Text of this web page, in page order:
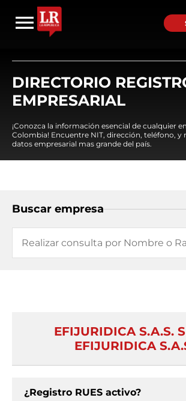
DIRECTORIO
EMPRESARIAL
¡Conozca la información esencial de cualquier
Colombia! Encuentre NIT, dirección, teléfono, y
datos empresarial mas grande del país.
Buscar empresa
EFIJURIDICA S.A.S.
EFIJURIDICA
¿Registro RUES activo?